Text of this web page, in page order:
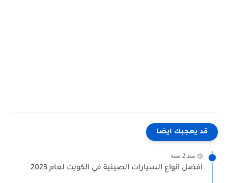
قد يعجبك ايضا
منذ 2 سنة
افضل انواع السيارات الصينية في الكويت لعام 2023